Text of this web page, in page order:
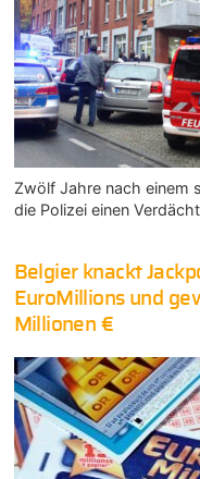
Zwölf Jahre nach einem
die Polizei einen
Belgier knackt
EuroMillions und
Millionen €